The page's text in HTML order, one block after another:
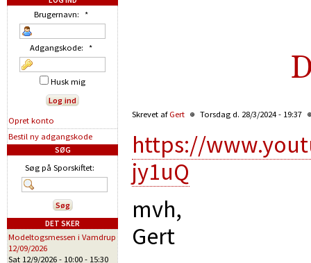
Skrevet af Gert Torsdag d. 28/3/2024 - 19:37
https://
jy1uQ
mvh,
Gert
Brugernavn: *
Adgangskode: *
Husk mig
Opret konto
Bestil ny adgangskode
SØG
Søg på Sporskiftet:
DET SKER
Modeltogsmessen i Vamdrup
12/09/2026
Sat 12/9/2026 - 10:00 - 15:30